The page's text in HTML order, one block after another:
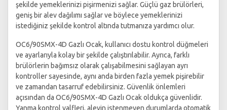
şekilde yemeklerinizi pişirmenizi sağlar. Güçlü gaz brülörleri,
geniş bir alev dağılımı sağlar ve böylece yemeklerinizi
istediğiniz şekilde kontrol altında tutmanıza yardımcı olur.
OC6/90SMX-4D Gazlı Ocak, kullanıcı dostu kontrol düğmeleri
ve ayarlarıyla kolay bir şekilde çalıştırılabilir. Ayrıca, farklı
brülörlerin bağımsız olarak çalışabilmesini sağlayan ayrı
kontroller sayesinde, aynı anda birden fazla yemek pişirebilir
ve zamandan tasarruf edebilirsiniz. Güvenlik önlemleri
açısından da OC6/90SMX-4D Gazlı Ocak oldukça güvenlidir.
Yanma kontrol valfleri, alevin istenmeyen durumlarda otomatik